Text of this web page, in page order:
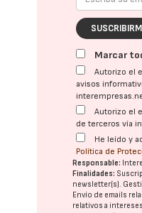
Marcar
Autorizo el
avisos
Autorizo el
de terceros vía
He leído y
Política de
Responsable:
Finalidades:
newsletter(s).
Envío de emails
relativos a